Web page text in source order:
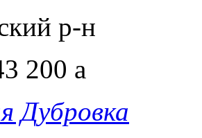
р-н
200 a
Дубровка